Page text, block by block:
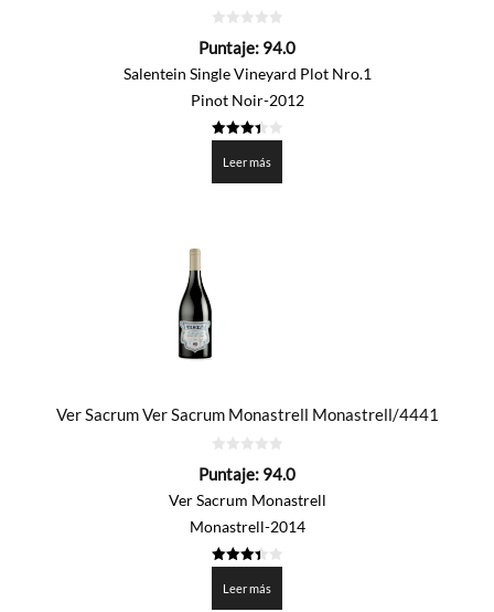
de
Puntaje: 94.0
Salentein Single Vineyard Plot Nro.1
Pinot Noir-2012
de 5
Leer más
Ver Sacrum Ver Sacrum Monastrell Monastrell/4441
de
Puntaje: 94.0
Ver Sacrum Monastrell
Monastrell-2014
de 5
Leer más